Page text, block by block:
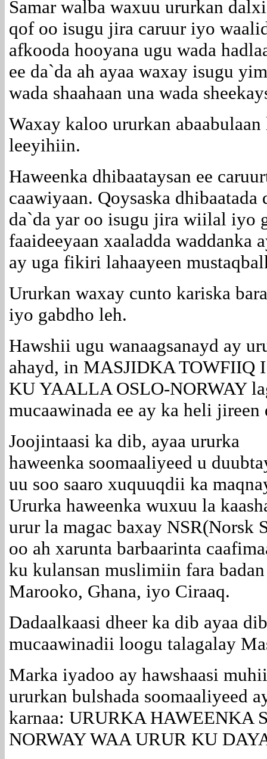
Samar walba waxuu ururkan
qof oo isugu jira caruur iyo
afkooda hooyana ugu wada
ee da`da ah ayaa waxay isugu
wada shaahaan una wada
Waxay kaloo ururkan
leeyihiin.
Haweenka dhibaataysan ee
caawiyaan. Qoysaska
da`da yar oo isugu jira wiilal iyo
faaideeyaan xaaladda
ay uga fikiri lahaayeen
Ururkan waxay cunto kariska
iyo gabdho leh.
Hawshii ugu wanaagsanayd ay
ahayd, in MASJIDKA TOWFIIQ
KU YAALLA OSLO-NORWAY
mucaawinada ee ay ka heli jireen
Joojintaasi ka dib, ayaa ururka
haweenka soomaaliyeed u
uu soo saaro xuquuqdii ka
Ururka haweenka wuxuu la
urur la magac baxay NSR(Norsk
oo ah xarunta barbaarinta
ku kulansan muslimiin fara
Marooko, Ghana, iyo Ciraaq.
Dadaalkaasi dheer ka dib ayaa
mucaawinadii loogu talagalay
Marka iyadoo ay hawshaasi
ururkan bulshada soomaaliyeed
karnaa: URURKA HAWEENKA
NORWAY WAA URUR KU